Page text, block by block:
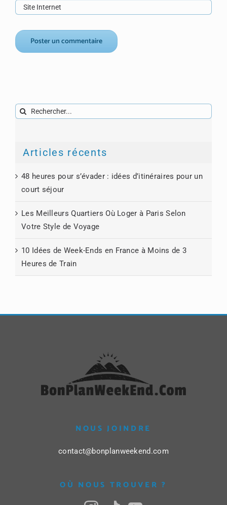
Rechercher:
Articles récents
48 heures pour s’évader : idées d’itinéraires pour un
court séjour
Les Meilleurs Quartiers Où Loger à Paris Selon
Votre Style de Voyage
10 Idées de Week-Ends en France à Moins de 3
Heures de Train
NOUS JOINDRE
contact@bonplanweekend.com
OÙ NOUS TROUVER ?